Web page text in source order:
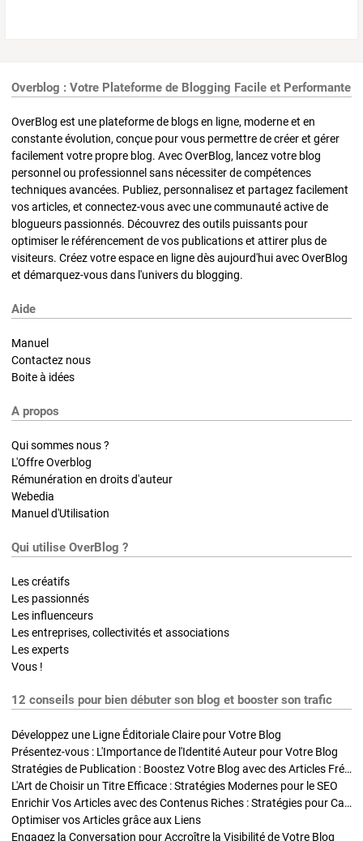
Overblog : Votre Plateforme de Blogging Facile et Performante
OverBlog est une plateforme de blogs en ligne, moderne et en
constante évolution, conçue pour vous permettre de créer et gérer
facilement votre propre blog. Avec OverBlog, lancez votre blog
personnel ou professionnel sans nécessiter de compétences
techniques avancées. Publiez, personnalisez et partagez facilement
vos articles, et connectez-vous avec une communauté active de
blogueurs passionnés. Découvrez des outils puissants pour
optimiser le référencement de vos publications et attirer plus de
visiteurs. Créez votre espace en ligne dès aujourd'hui avec OverBlog
et démarquez-vous dans l'univers du blogging.
Aide
Manuel
Contactez nous
Boite à idées
A propos
Qui sommes nous ?
L'Offre Overblog
Rémunération en droits d'auteur
Webedia
Manuel d'Utilisation
Qui utilise OverBlog ?
Les créatifs
Les passionnés
Les influenceurs
Les entreprises, collectivités et associations
Les experts
Vous !
12 conseils pour bien débuter son blog et booster son trafic
Développez une Ligne Éditoriale Claire pour Votre Blog
Présentez-vous : L'Importance de l'Identité Auteur pour Votre Blog
Stratégies de Publication : Boostez Votre Blog avec des Articles Fréquents et Exclusifs
L'Art de Choisir un Titre Efficace : Stratégies Modernes pour le SEO
Enrichir Vos Articles avec des Contenus Riches : Stratégies pour Captiver et Optimiser
Optimiser vos Articles grâce aux Liens
Engagez la Conversation pour Accroître la Visibilité de Votre Blog